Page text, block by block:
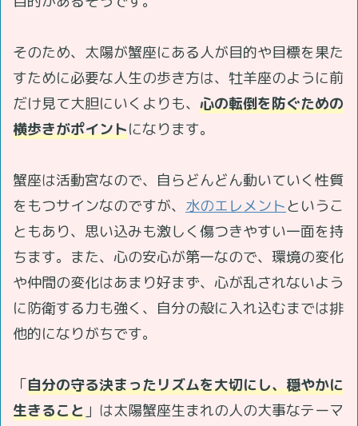
そのため、太陽が蟹座にある人が目的や目標を果た
すために必要な人生の歩き方は、牡羊座のように前
だけ見て大胆にいくよりも、 心の転倒を防ぐための
横歩きがポイントになります。
蟹座は活動宮なので、自らどんどん動いていく性質
をもつサインなのですが、 水のエレメントというこ
ともあり、思い込みも激しく傷つきやすい一面を持
ちます。また、心の安心が第一なので、環境の変化
や仲間の変化はあまり好まず、心が乱されないよう
に防衛する力も強く、自分の殻に入れ込むまでは排
他的になりがちです。
「自分の守る決まったリズムを大切にし、穏やかに
生きること 」は太陽蟹座生まれの人の大事なテーマ